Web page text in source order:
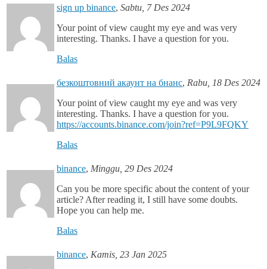
sign up binance, Sabtu, 7 Des 2024
Your point of view caught my eye and was very
interesting. Thanks. I have a question for you.
Balas
безкоштовний акаунт на бнанс, Rabu, 18 Des 2024
Your point of view caught my eye and was very
interesting. Thanks. I have a question for you.
https://accounts.binance.com/join?ref=P9L9FQKY
Balas
binance, Minggu, 29 Des 2024
Can you be more specific about the content of your
article? After reading it, I still have some doubts.
Hope you can help me.
Balas
binance, Kamis, 23 Jan 2025